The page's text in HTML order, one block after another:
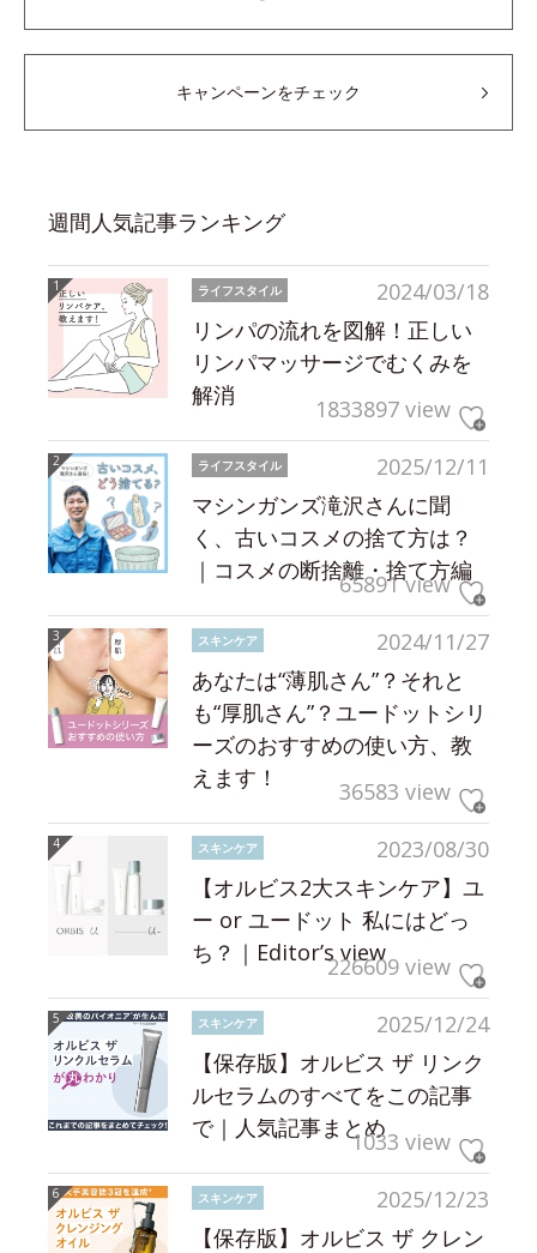
キャンペーンをチェック
週間人気記事ランキング
2024/03/18
ライフスタイル
リンパの流れを図解！正しい
リンパマッサージでむくみを
解消
1833897 view
2025/12/11
ライフスタイル
マシンガンズ滝沢さんに聞
く、古いコスメの捨て方は？
｜コスメの断捨離・捨て方編
65891 view
2024/11/27
スキンケア
あなたは“薄肌さん”？それと
も“厚肌さん”？ユードットシリ
ーズのおすすめの使い方、教
えます！
36583 view
2023/08/30
スキンケア
【オルビス2大スキンケア】ユ
ー or ユードット 私にはどっ
ち？｜Editor’s view226609 view
2025/12/24
スキンケア
【保存版】オルビス ザ リンク
ルセラムのすべてをこの記事
で｜人気記事まとめ1033 view
2025/12/23
スキンケア
【保存版】オルビス ザ クレン